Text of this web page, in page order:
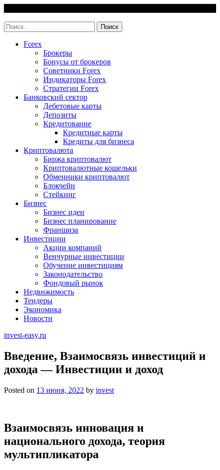
content
Найти:
Forex
Брокеры
Бонусы от брокеров
Советники Forex
Индикаторы Forex
Стратегии Forex
Банковский сектор
Дебетовые карты
Депозиты
Кредитование
Кредитные карты
Кредиты для бизнеса
Криптовалюта
Биржа криптовалют
Криптовалютные кошельки
Обменники криптовалют
Блокчейн
Стейкинг
Бизнес
Бизнес идеи
Бизнес планирование
Франшиза
Инвестиции
Акции компаний
Венчурные инвестиции
Обучение инвестициям
Законодательство
Фондовый рынок
Недвижимость
Тендеры
Экономика
Новости
invest-easy.ru
Введение, Взаимосвязь инвестиций и
дохода — Инвестиции и доход
Posted on 13 июня, 2022 by invest
Взаимосвязь инновация и
национального дохода, теория
мультипликатора